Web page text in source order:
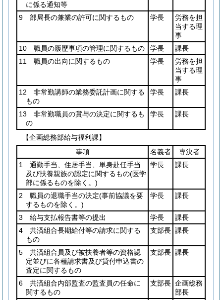
に係る通知等
9 部局長の兼業の許可に関するもの 学長
労務を担
当する理
事
10 職員の履歴事項の管理に関するもの
学長
課長
11 職員の出向に関するもの
学長
労務を担
当する理
事
12 非常勤講師の業務委託計画に関する
もの
学長 課長
13 非常勤職員の賞与の決定に関するも
の
学長 課長
【企画総務部給与福利課】
事項
名義者
専決者
1 通勤手当、住居手当、単身赴任手当
及び扶養親族の認定に関するもの(医学
部に係るものを除く。)
学長 課長
2 職員の退職手当の決定(事前協議を要
するものを除く。)
学長 課長
3 給与支払報告書等の提出 学長
課長
4 共済組合長期給付等の請求に関する
もの
支部長 課長
5 共済組合員及び被扶養者等の資格認
定並びに各種請求書及び貸付申込書の
査定に関するもの
支部長 課長
6 共済組合内部監査の監査員の任命に
関するもの
支部長 企画総務
部長